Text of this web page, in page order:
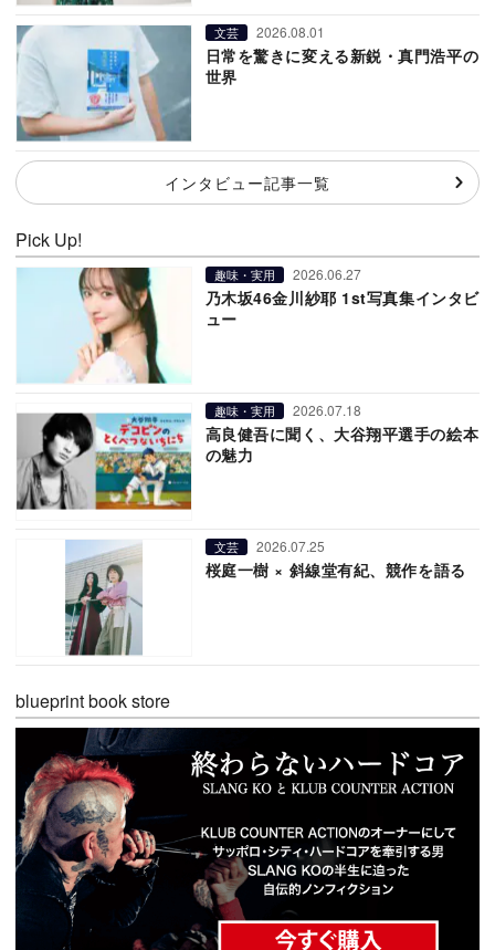
文芸 2026.08.01
日常を驚きに変える新鋭・真門浩平の
世界
インタビュー記事一覧
Pick Up!
趣味・実用 2026.06.27
乃木坂46金川紗耶 1st写真集インタビ
ュー
趣味・実用 2026.07.18
高良健吾に聞く、大谷翔平選手の絵本
の魅力
文芸 2026.07.25
桜庭一樹 × 斜線堂有紀、競作を語る
blueprint book store